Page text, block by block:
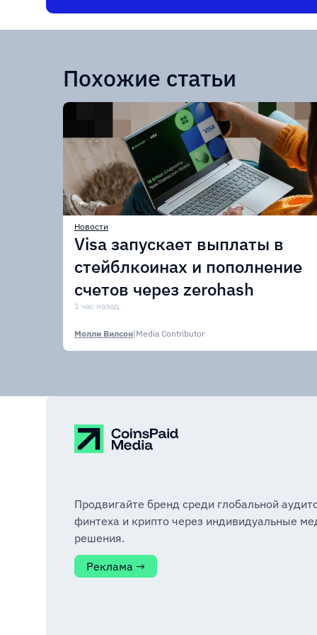
Похожие статьи
Новости
Visa запускает выплаты в
стейблкоинах и пополнение
счетов через zerohash
1 час назад
Молли Вилсон|Media Contributor
Продвигайте бренд среди глобальной
финтеха и крипто через индивидуальные
решения.
Реклама →